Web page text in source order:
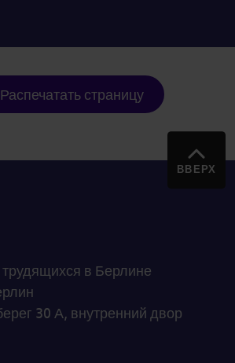
Распечатать страницу
ВВЕРХ
в Берлине
30 А, внутренний двор